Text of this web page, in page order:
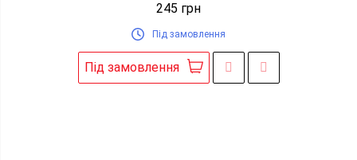
245 грн
Під замовлення
Під замовлення